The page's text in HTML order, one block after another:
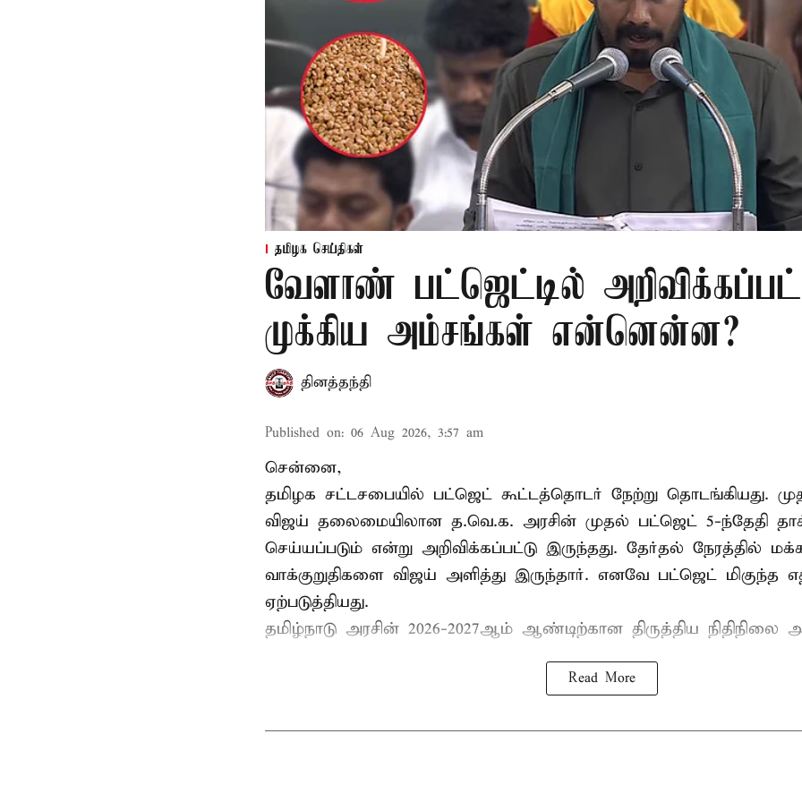
தமிழக செய்திகள்
வேளாண் பட்ஜெட்டில்
முக்கிய அம்சங்கள் என்னென்ன?
தினத்தந்தி
Published on: 06 Aug 2026, 3:57 am
சென்னை,
தமிழக சட்டசபையில் பட்ஜெட் கூட்டத்தொடர் நேற்று தொடங்கியது.
விஜய் தலைமையிலான த.வெ.க. அரசின் முதல் பட்ஜெட் 5-ந்தேதி
செய்யப்படும் என்று அறிவிக்கப்பட்டு இருந்தது. தேர்தல் நேரத்தில்
வாக்குறுதிகளை விஜய் அளித்து இருந்தார். எனவே பட்ஜெட் மிகுந்த
ஏற்படுத்தியது.
தமிழ்நாடு அரசின் 2026-2027ஆம் ஆண்டிற்கான திருத்திய நிதிநிலை
Read More